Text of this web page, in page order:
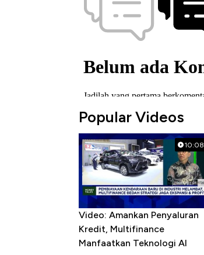
Popular Videos
10:08
Video: Amankan Penyaluran
Kredit, Multifinance
Manfaatkan Teknologi AI